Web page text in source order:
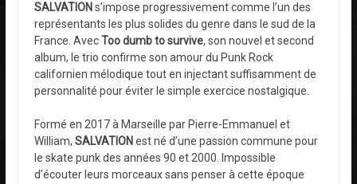
SALVATION s’impose progressivement comme l’un des
représentants les plus solides du genre dans le sud de la
France. AvecToo dumb to survive, son nouvel et second
album, le trio confirme son amour du Punk Rock
californien mélodique tout en injectant suffisamment de
personnalité pour éviter le simple exercice nostalgique.
Formé en 2017 à Marseille par Pierre-Emmanuel et
William, SALVATION est né d’une passion commune pour
le skate punk des années 90 et 2000. Impossible
d’écouter leurs morceaux sans penser à cette époque